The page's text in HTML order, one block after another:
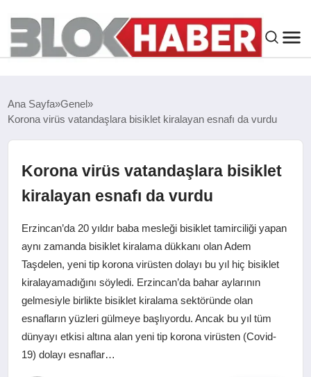
SIYASET
ÇEVRE
SPOR
EKONOMI
SAĞLIK
Ana Sayfa Genel
Korona virüs vatandaşlara bisiklet kiralayan esnafı da vurdu
Korona virüs vatandaşlara bisiklet
kiralayan esnafı da vurdu
Erzincan’da 20 yıldır baba mesleği bisiklet tamirciliği yapan
aynı zamanda bisiklet kiralama dükkanı olan Adem
Taşdelen, yeni tip korona virüsten dolayı bu yıl hiç bisiklet
kiralayamadığını söyledi. Erzincan’da bahar aylarının
gelmesiyle birlikte bisiklet kiralama sektöründe olan
esnafların yüzleri gülmeye başlıyordu. Ancak bu yıl tüm
dünyayı etkisi altına alan yeni tip korona virüsten (Covid-
19) dolayı esnaflar…